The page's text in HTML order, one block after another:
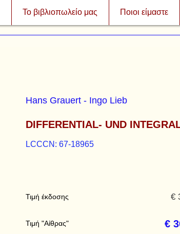
Το βιβλιοπωλείο μας Ποιοι είμαστε
Hans Grauert - Ingo Lieb
DIFFERENTIAL- UND
LCCCN: 67-18965
Τιμή έκδοσης
Τιμή "Αίθρας"
€
€